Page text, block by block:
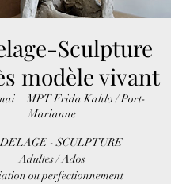
Sculpture
modèle vivant
  |
MPT Frida Kahlo / Port-
Marianne
- SCULPTURE
Adultes / Ados
ou perfectionnement